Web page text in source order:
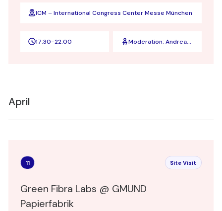
ICM – International Congress Center Messe München
17:30-22:00
Moderation: Andrea
April
11 Site Visit
Green Fibra Labs @ GMUND
Papierfabrik